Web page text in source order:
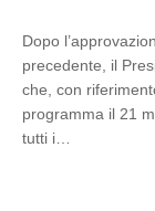
Dopo
precedente, il
che, con
programma il 21
tutti i…